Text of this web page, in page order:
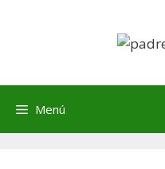
Menú